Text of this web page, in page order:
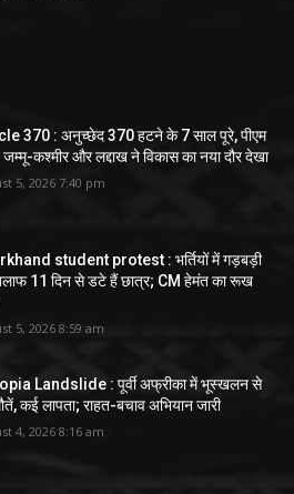
370 : अनुच्छेद 370 हटने के 7 साल पूरे, पीएम
कश्मीर और लद्दाख ने विकास का नया दौर देखा
5, 2026 7:40 pm
student protest : भर्तियों में गड़बड़ी
11 दिन से डटे हैं छात्र; CM हेमंत का रूख
5, 2026 8:59 am
Landslide : पूर्वी अफ्रीका में भूस्खलन से
कई लापता; राहत-बचाव अभियान जारी
4, 2026 8:16 am